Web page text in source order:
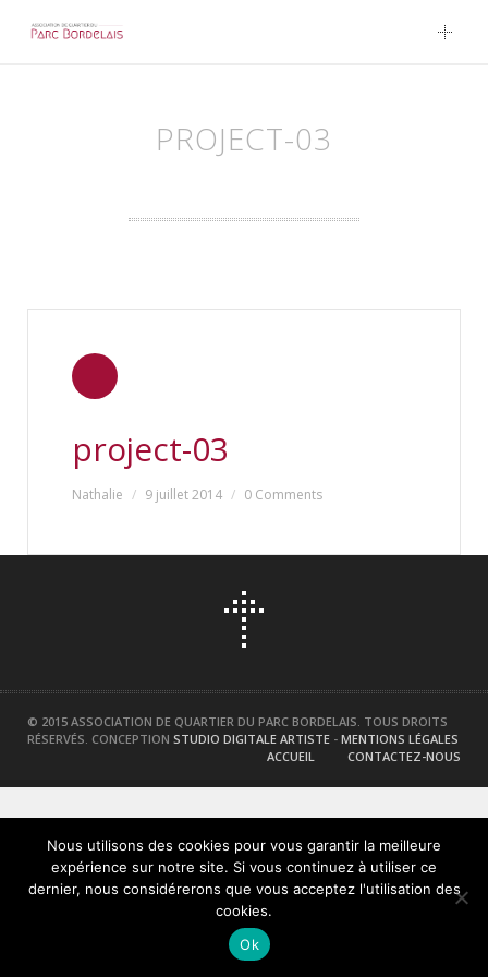
Skip to content
PROJECT-03
project-03
Nathalie 9 juillet 2014 0 Comments
© 2015 ASSOCIATION DE QUARTIER DU PARC BORDELAIS. TOUS DROITS
RÉSERVÉS. CONCEPTION STUDIO DIGITALE ARTISTE - MENTIONS LÉGALES
ACCUEIL
CONTACTEZ-NOUS
Nous utilisons des cookies pour vous garantir la meilleure
expérience sur notre site. Si vous continuez à utiliser ce
dernier, nous considérerons que vous acceptez l'utilisation des
cookies.
Ok